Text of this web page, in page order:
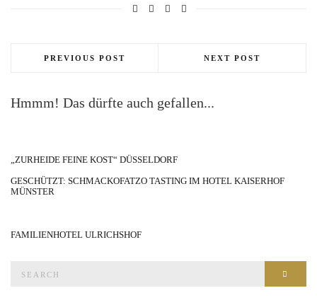
PREVIOUS POST NEXT POST
Hmmm! Das dürfte auch gefallen...
„ZURHEIDE FEINE KOST“ DÜSSELDORF
GESCHÜTZT: SCHMACKOFATZO TASTING IM HOTEL KAISERHOF
MÜNSTER
FAMILIENHOTEL ULRICHSHOF